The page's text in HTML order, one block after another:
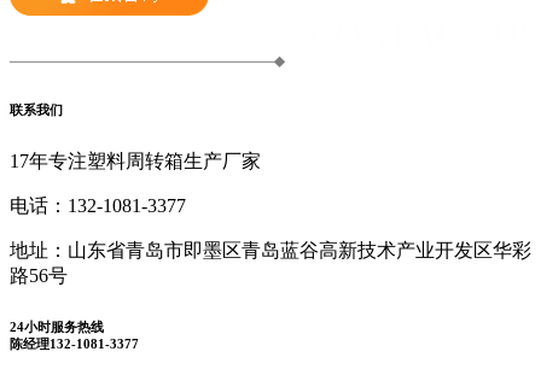
联系我们
17年专注塑料周转箱生产厂家
电话： 132-1081-3377
地址： 山东省青岛市即墨区青岛蓝谷高新技术产业开发区华彩
路56号
24小时服务热线
陈经理132-1081-3377